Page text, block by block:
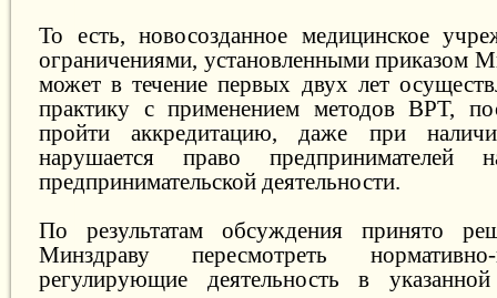
То есть, новосозданное медицинское
ограничениями, установленными приказом
может в течение первых двух лет
практику с применением методов ВРТ,
пройти аккредитацию, даже при
нарушается право предпринимателей
предпринимательской деятельности.
По результатам обсуждения принято
Минздраву пересмотреть
регулирующие деятельность в